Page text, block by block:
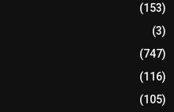
(153)
(3)
(747)
(116)
(105)